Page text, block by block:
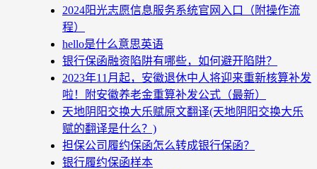
2024阳光志愿信息服务系统官网入口（附操作流
程）
hello是什么意思英语
银行保函融资陷阱有哪些，如何避开陷阱？
2023年11月起，安徽退休中人将迎来重新核算补发
啦！附安徽养老金重算补发公式（最新）
天地阴阳交换大乐赋原文翻译(天地阴阳交换大乐
赋的翻译是什么？)
担保公司履约保函怎么转成银行保函？
银行履约保函样本